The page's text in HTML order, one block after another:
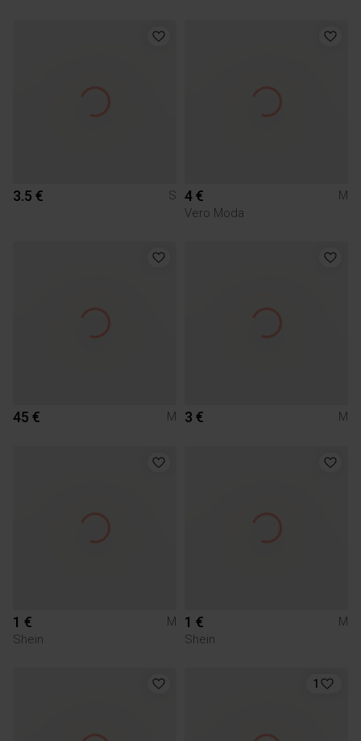
3.5 € S 4 €
M
Vero Moda
45 € M 3 € M
1 €
M
Shein
1 €
M
Shein
1